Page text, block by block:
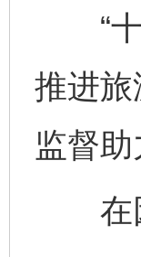
“十
推进
监督
在因